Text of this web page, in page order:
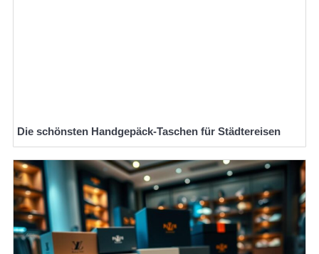
Die schönsten Handgepäck-Taschen für Städtereisen